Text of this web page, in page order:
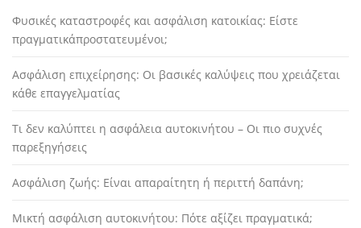
Φυσικές καταστροφές και ασφάλιση κατοικίας: Είστε
πραγματικάπροστατευμένοι;
Ασφάλιση επιχείρησης: Οι βασικές καλύψεις που χρειάζεται
κάθε επαγγελματίας
Τι δεν καλύπτει η ασφάλεια αυτοκινήτου – Οι πιο συχνές
παρεξηγήσεις
Ασφάλιση ζωής: Είναι απαραίτητη ή περιττή δαπάνη;
Μικτή ασφάλιση αυτοκινήτου: Πότε αξίζει πραγματικά;